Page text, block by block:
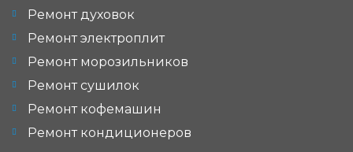
Ремонт духовок
Ремонт электроплит
Ремонт морозильников
Ремонт сушилок
Ремонт кофемашин
Ремонт кондиционеров